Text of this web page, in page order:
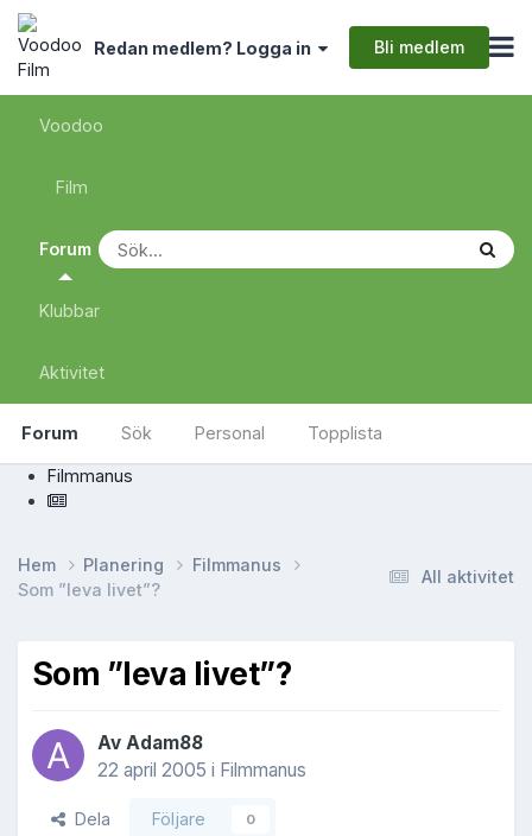
Redan medlem? Logga in Bli medlem
Voodoo
Film
Forum
Forum Sök Personal Topplista
Klubbar
Aktivitet
Filmmanus
All aktivitet
Hem Planering
Filmmanus
Som ”leva livet”?
Som ”leva livet”?
Av Adam88
22 april 2005 i Filmmanus
Dela Följare 0